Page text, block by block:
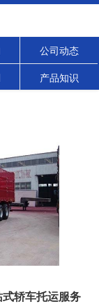
公司动态
产品知识
轿车托运服务